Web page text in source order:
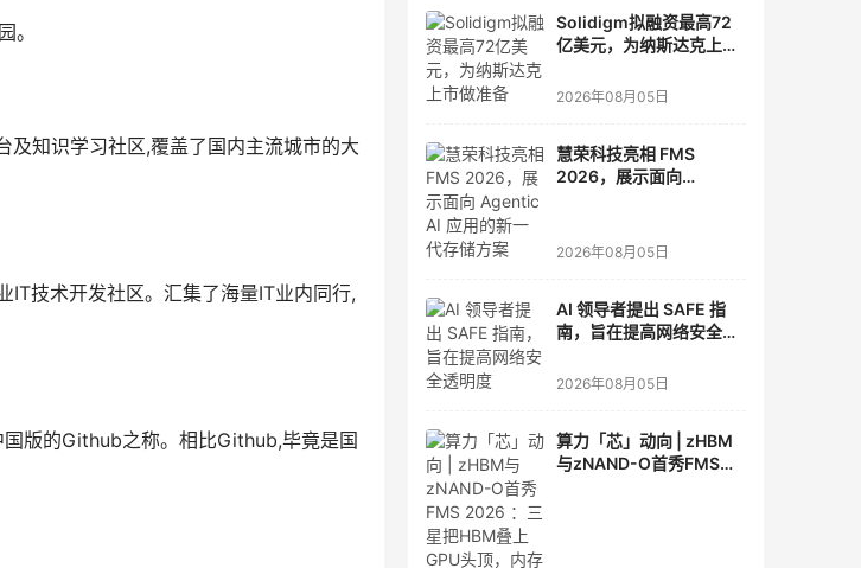
。
及知识学习社区,覆盖了国内主流城市的大
IT技术开发社区。汇集了海量IT业内同行,
版的Github之称。相比Github,毕竟是国
Solidigm拟融资最高72
亿美元，为纳斯达克上市
2026年08月05日
慧荣科技亮相 FMS
2026，展示面向
2026年08月05日
AI 领导者提出 SAFE 指
南，旨在提高网络安全透
2026年08月05日
算力「芯」动向 | zHBM
与zNAND-O首秀FMS